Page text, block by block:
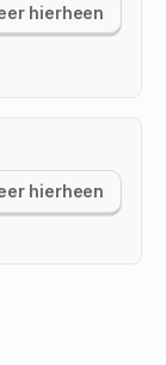
hierheen
hierheen